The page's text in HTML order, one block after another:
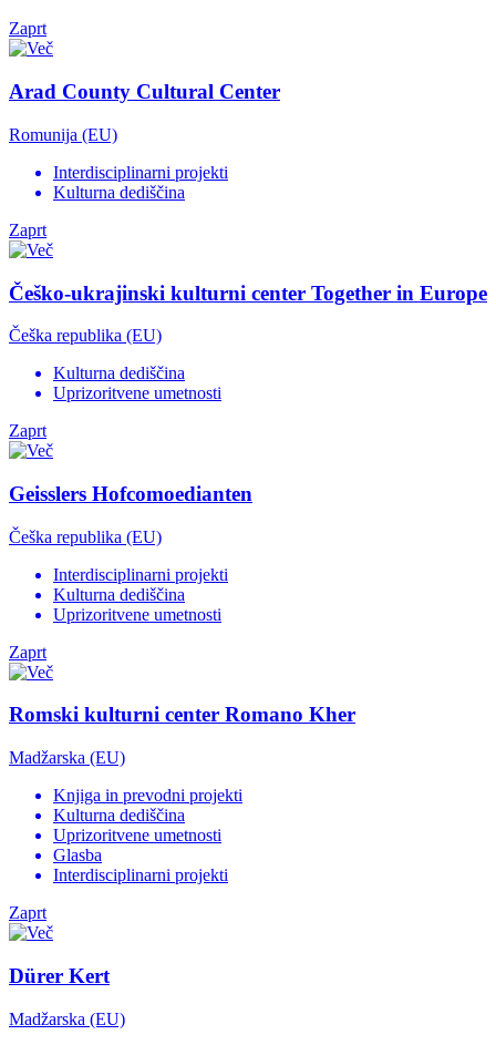
Zaprt
Arad County Cultural Center
Romunija (EU)
Interdisciplinarni projekti
Kulturna dediščina
Zaprt
Češko-ukrajinski kulturni center Together in Europe
Češka republika (EU)
Kulturna dediščina
Uprizoritvene umetnosti
Zaprt
Geisslers Hofcomoedianten
Češka republika (EU)
Interdisciplinarni projekti
Kulturna dediščina
Uprizoritvene umetnosti
Zaprt
Romski kulturni center Romano Kher
Madžarska (EU)
Knjiga in prevodni projekti
Kulturna dediščina
Uprizoritvene umetnosti
Glasba
Interdisciplinarni projekti
Zaprt
Dürer Kert
Madžarska (EU)